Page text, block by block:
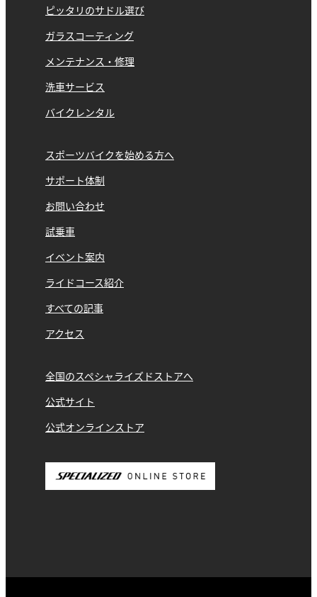
ピッタリのサドル選び
ガラスコーティング
メンテナンス・修理
洗車サービス
バイクレンタル
スポーツバイクを始める方へ
サポート体制
お問い合わせ
試乗車
イベント案内
ライドコース紹介
すべての記事
アクセス
全国のスペシャライズドストアへ
公式サイト
公式オンラインストア